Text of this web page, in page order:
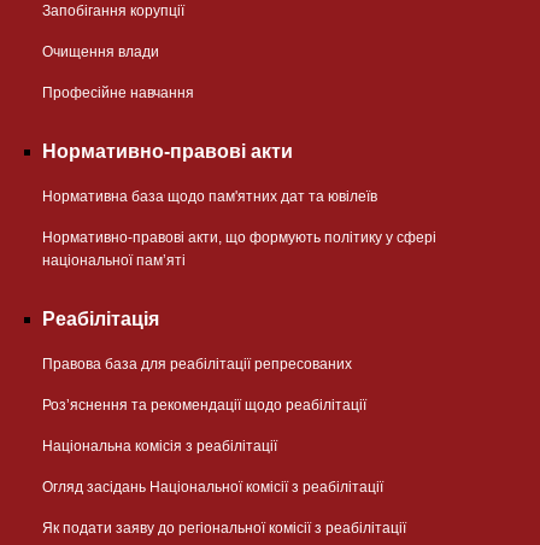
Запобігання корупції
Очищення влади
Професійне навчання
Нормативно-правові акти
Нормативна база щодо пам'ятних дат та ювілеїв
Нормативно-правові акти, що формують політику у сфері
національної памʼяті
Реабілітація
Правова база для реабілітації репресованих
Розʼяснення та рекомендації щодо реабілітації
Національна комісія з реабілітації
Огляд засідань Національної комісії з реабілітації
Як подати заяву до регіональної комісії з реабілітації